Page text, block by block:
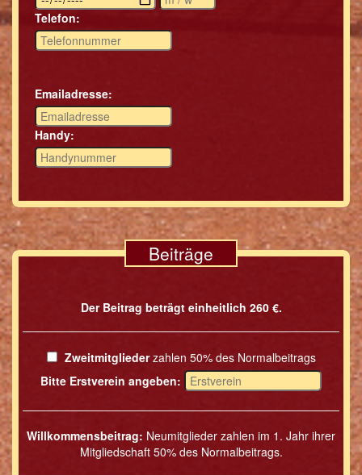
Telefon:
Emailadresse:
Handy:
Beiträge
Der Beitrag beträgt einheitlich 260 €.
Zweitmitgliederzahlen 50% des Normalbeitrags
Bitte Erstverein angeben:
Willkommensbeitrag: Neumitglieder zahlen im 1. Jahr ihrer
Mitgliedschaft 50% des Normalbeitrags.